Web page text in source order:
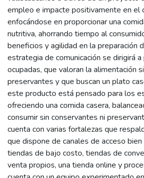
empleo e impacte positivamente en el
enfocándose en proporcionar una
nutritiva, ahorrando tiempo al
beneficios y agilidad en la preparación
estrategia de comunicación se dirigirá
ocupadas, que valoran la alimentación
preservantes y que buscan un plato
este producto está pensado para los
ofreciendo una comida casera,
consumir sin conservantes ni
cuenta con varias fortalezas que
que dispone de canales de acceso
tiendas de bajo costo, tiendas de
venta propios, una tienda online y